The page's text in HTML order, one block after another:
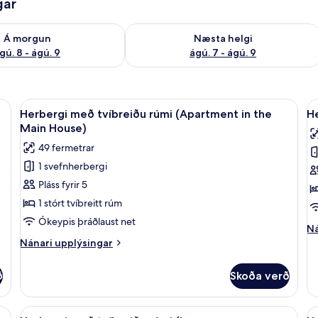
Á morgun
8 - ágú. 9
á morgun ágú. 8 - ágú. 9
Næsta helgi
ágú. 7 - ágú. 9
Athuga framboð næstu helgi ágú. 7 -
míníbar, öryggishólf í herbergi
Skoða
allar
myndir
fyrir
Herbergi
með
tvíbreiðu
rúmi
(Apartment
in
Main
House)
Herbergi með tvíbreiðu rúmi
4
Herbergi með tvíbreiðu rúmi (Apartment in the
Main House)
49 fermetrar
1 svefnherbergi
Pláss fyrir 5
1 stórt tvíbreitt rúm
Ókeypis þráðlaust net
Nánari upplýsingar
Nánari
með
tvíbreiðu
Skoða verð
in the Main House) | Rúmföt af bestu gerð, dúnsængur, míníbar,
Skoða
Rúmföt af bestu gerð, dúnsængur,